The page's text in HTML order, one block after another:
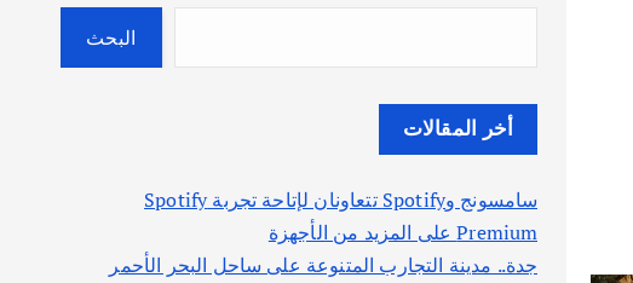
البحث
أخر المقالات
سامسونج وSpotify تتعاونان لإتاحة تجربة Spotify
Premium على المزيد من الأجهزة
جدة.. مدينة التجارب المتنوعة على ساحل البحر الأحمر